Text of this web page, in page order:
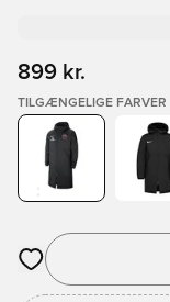
899 kr.
TILGÆNGELIGE FARVER
Åbner en Modal til